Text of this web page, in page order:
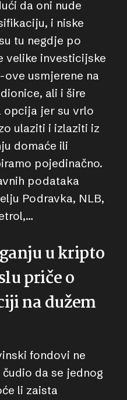
da oni nude
i niske
tu negdje po
velike investicijske
ove usmjerene na
ali i šire
opcija jer su vrlo
ulaziti i izlaziti iz
domaće ili
pojedinačno.
podataka
Podravka, NLB,
u kripto
priče o
na dužem
fondovi ne
da se jednog
li zaista